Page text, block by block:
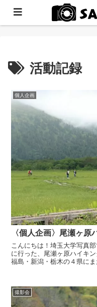
活動記録
個人企画
〈個人企画〉尾瀬ヶ原
こんにちは！埼玉大学写真
に行った、尾瀬ヶ原ハイキ
福島・新潟・栃木の４県に
撮影会